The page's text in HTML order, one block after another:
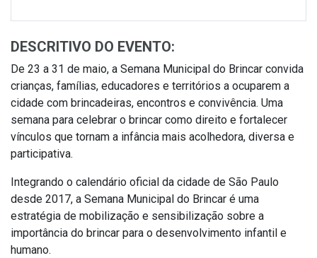
DESCRITIVO DO EVENTO:
De 23 a 31 de maio, a Semana Municipal do Brincar convida
crianças, famílias, educadores e territórios a ocuparem a
cidade com brincadeiras, encontros e convivência. Uma
semana para celebrar o brincar como direito e fortalecer
vínculos que tornam a infância mais acolhedora, diversa e
participativa.
Integrando o calendário oficial da cidade de São Paulo
desde 2017, a Semana Municipal do Brincar é uma
estratégia de mobilização e sensibilização sobre a
importância do brincar para o desenvolvimento infantil e
humano.